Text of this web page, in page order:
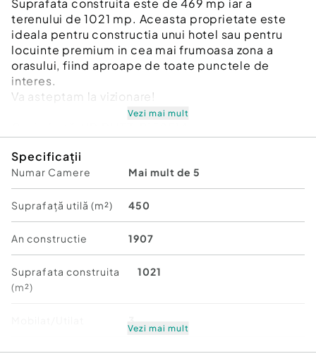
Suprafata construita este de 469 mp iar a
terenului de 1021 mp. Aceasta proprietate este
ideala pentru constructia unui hotel sau pentru
locuinte premium in cea mai frumoasa zona a
orasului, fiind aproape de toate punctele de
interes.
Va asteptam la vizionare!
Număr Băi:3
Curent
Apă
Canalizare
Gaz
Vezi mai mult
Specificații
Numar Camere Mai mult de 5
Suprafață utilă (m²) 450
An constructie 1907
Suprafata construita
(m²)
1021
Stare De renovat
Vezi mai mult